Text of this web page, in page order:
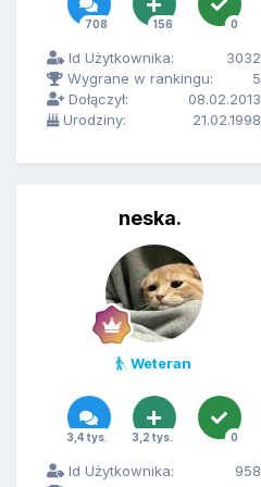
708 156 0
Id Użytkownika:
3032
Wygrane w rankingu:
5
Dołączył:
08.02.2013
Urodziny:
21.02.1998
neska.
Weteran
3,4 tys. 3,2 tys. 0
Id Użytkownika:
958